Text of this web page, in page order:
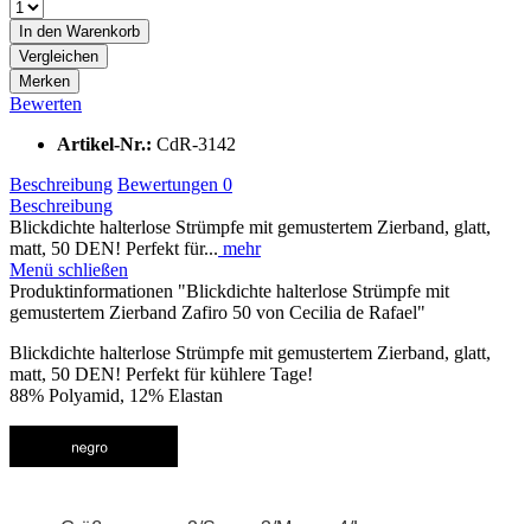
In den Warenkorb
Vergleichen
Merken
Bewerten
Artikel-Nr.: CdR-3142
Beschreibung Bewertungen 0
Beschreibung
Blickdichte halterlose Strümpfe mit gemustertem Zierband, glatt,
matt, 50 DEN! Perfekt für... mehr
Menü schließen
Produktinformationen "Blickdichte halterlose Strümpfe mit
gemustertem Zierband Zafiro 50 von Cecilia de Rafael"
Blickdichte halterlose Strümpfe mit gemustertem Zierband, glatt,
matt, 50 DEN! Perfekt für kühlere Tage!
88% Polyamid, 12% Elastan